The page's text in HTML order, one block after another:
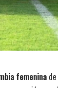
femenina